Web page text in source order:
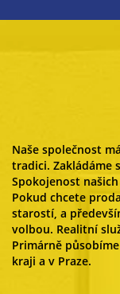
Naše společnost
tradici. Zakládáme
Spokojenost
Pokud chcete
starostí, a
volbou. Realitní
Primárně
kraji a v Praze.